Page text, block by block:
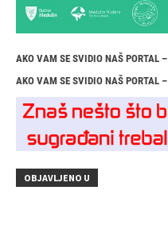
AKO VAM SE SVIDIO NAŠ PORTAL –
AKO VAM SE SVIDIO NAŠ PORTAL –
OBJAVLJENO U